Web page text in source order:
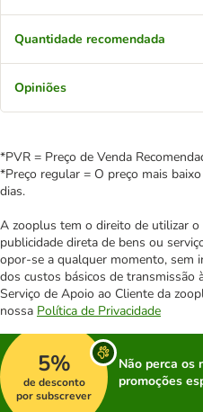
Quantidade recomendada
Opiniões
*PVR = Preço de Venda
*Preço regular = O preço mais
dias.
A zooplus tem o direito de utilizar o
publicidade direta de bens ou
opor-se a qualquer momento, sem
dos custos básicos de transmissão
Serviço de Apoio ao Cliente da
nossa Política de Privacidade
5%
de desconto
por subscrever
Não perca os
promoções